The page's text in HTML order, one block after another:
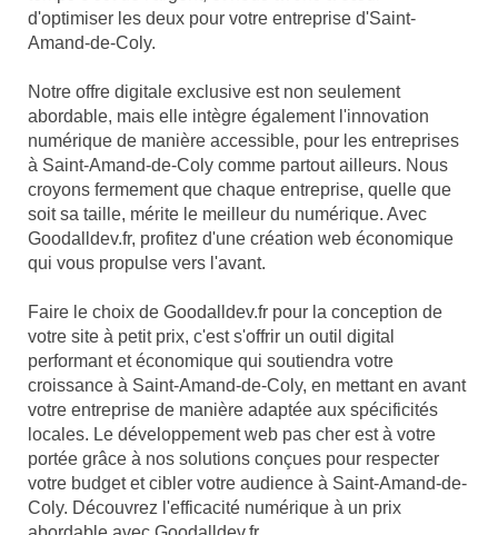
d'optimiser les deux pour votre entreprise d'Saint-
Amand-de-Coly.
Notre offre digitale exclusive est non seulement
abordable, mais elle intègre également l'innovation
numérique de manière accessible, pour les entreprises
à Saint-Amand-de-Coly comme partout ailleurs. Nous
croyons fermement que chaque entreprise, quelle que
soit sa taille, mérite le meilleur du numérique. Avec
Goodalldev.fr, profitez d'une création web économique
qui vous propulse vers l'avant.
Faire le choix de Goodalldev.fr pour la conception de
votre site à petit prix, c'est s'offrir un outil digital
performant et économique qui soutiendra votre
croissance à Saint-Amand-de-Coly, en mettant en avant
votre entreprise de manière adaptée aux spécificités
locales. Le développement web pas cher est à votre
portée grâce à nos solutions conçues pour respecter
votre budget et cibler votre audience à Saint-Amand-de-
Coly. Découvrez l'efficacité numérique à un prix